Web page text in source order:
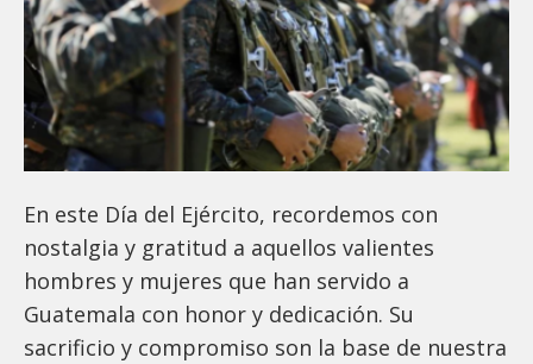
En este Día del Ejército, recordemos con
nostalgia y gratitud a aquellos valientes
hombres y mujeres que han servido a
Guatemala con honor y dedicación. Su
sacrificio y compromiso son la base de nuestra